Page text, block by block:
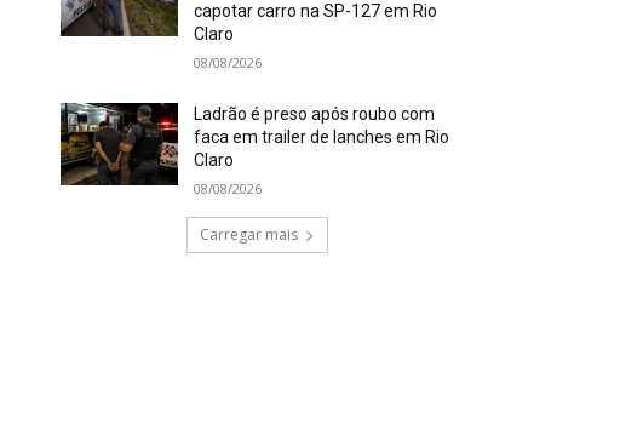
capotar carro na SP-127 em Rio
Claro
08/08/2026
Ladrão é preso após roubo com
faca em trailer de lanches em Rio
Claro
08/08/2026
Carregar mais